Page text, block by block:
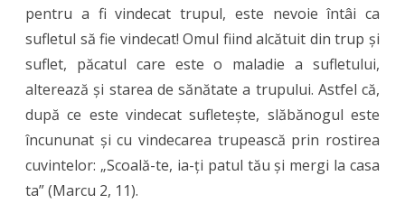
pentru a fi vindecat trupul, este nevoie întâi ca
sufletul să fie vindecat! Omul fiind alcătuit din trup și
suflet, păcatul care este o maladie a sufletului,
alterează și starea de sănătate a trupului. Astfel că,
după ce este vindecat sufletește, slăbănogul este
încununat și cu vindecarea trupească prin rostirea
cuvintelor: „Scoală-te, ia-ți patul tău și mergi la casa
ta” (Marcu 2, 11).